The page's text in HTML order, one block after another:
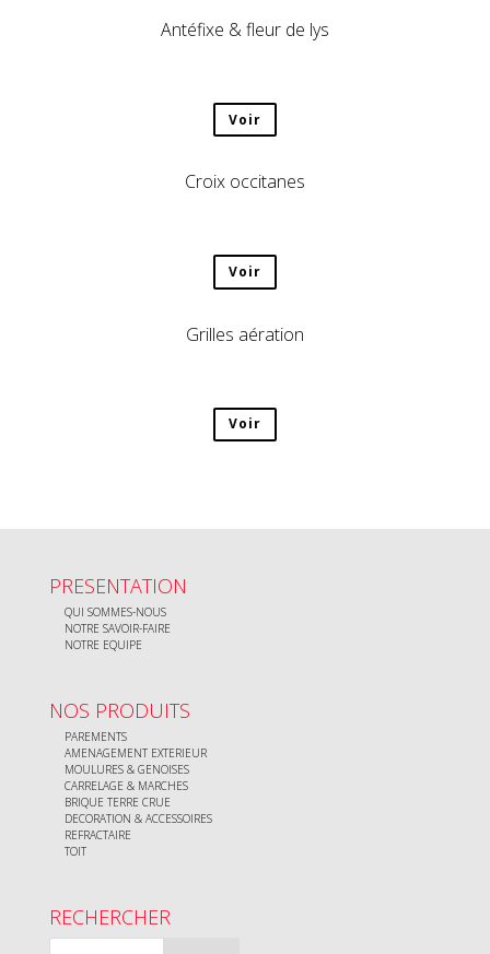
Antéfixe & fleur de lys
Voir
Croix occitanes
Voir
Grilles aération
Voir
PRESENTATION
QUI SOMMES-NOUS
NOTRE SAVOIR-FAIRE
NOTRE EQUIPE
NOS PRODUITS
PAREMENTS
AMENAGEMENT EXTERIEUR
MOULURES & GENOISES
CARRELAGE & MARCHES
BRIQUE TERRE CRUE
DECORATION & ACCESSOIRES
REFRACTAIRE
TOIT
RECHERCHER